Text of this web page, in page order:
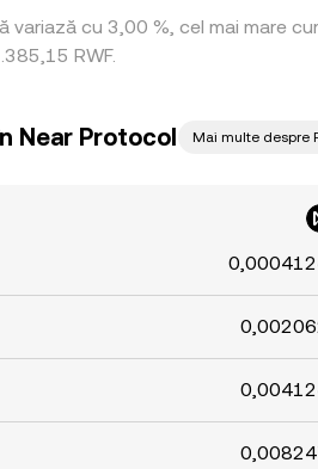
cu 3,00 %, cel mai mare
RWF.
Near Protocol Mai multe despre